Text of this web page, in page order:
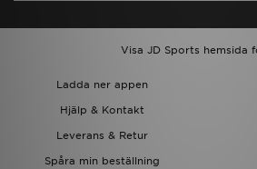
Visa JD Sports hemsida
Ladda ner appen
Hjälp & Kontakt
Leverans & Retur
Spåra min beställning